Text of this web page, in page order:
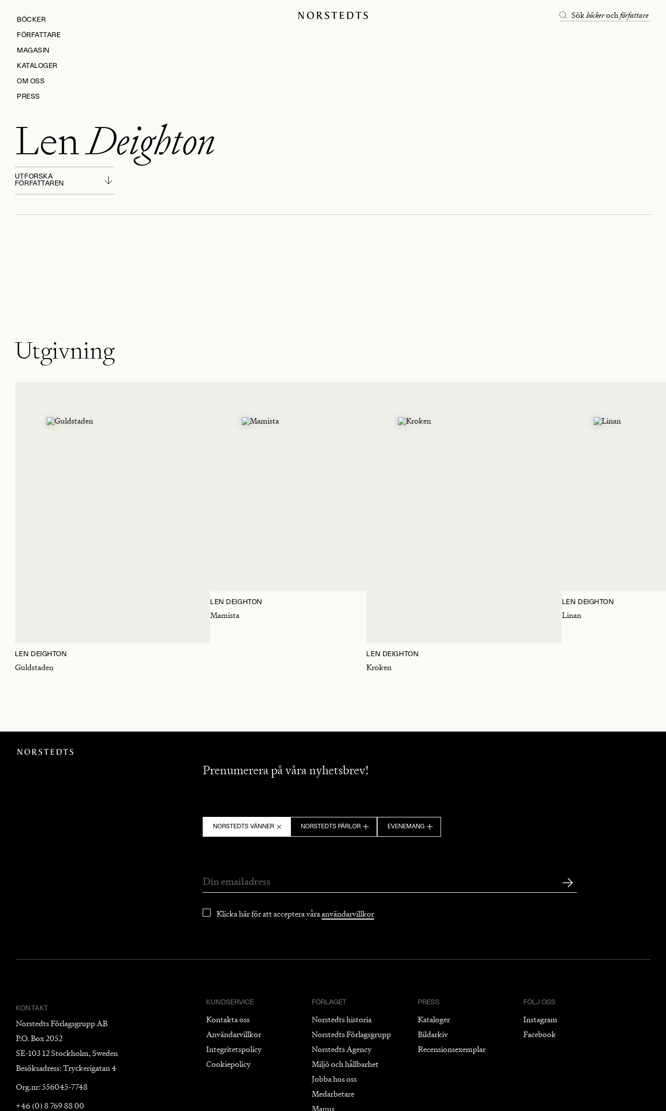
Sökböckerochförfattare
BÖCKER
FÖRFATTARE
MAGASIN
KATALOGER
OM OSS
PRESS
KONTAKTA OSS
HÅLLBARHET
MANUS
LenDeighton
UTFORSKA
FÖRFATTAREN
Utgivning
LEN DEIGHTON
Guldstaden
LEN DEIGHTON
Mamista
LEN DEIGHTON
Kroken
LEN DEIGHTON
Linan
Prenumerera på våra nyhetsbrev!
NORSTEDTS VÄNNER NORSTEDTS PÄRLOR EVENEMANG
Klicka här för att acceptera våraanvändarvillkor
KONTAKT
Norstedts Förlagsgrupp AB
P.O. Box 2052
SE-103 12 Stockholm, Sweden
Besöksadress: Tryckerigatan 4
Org.nr: 556045-7748
+46 (0) 8 769 88 00
KUNDSERVICE
Kontakta oss
Användarvillkor
Integritetspolicy
Cookiepolicy
FÖRLAGET
Norstedts historia
Norstedts Förlagsgrupp
Norstedts Agency
Miljö och hållbarhet
Jobba hos oss
Medarbetare
Manus
PRESS
Kataloger
Bildarkiv
Recensionsexemplar
FÖLJ OSS
Instagram
Facebook